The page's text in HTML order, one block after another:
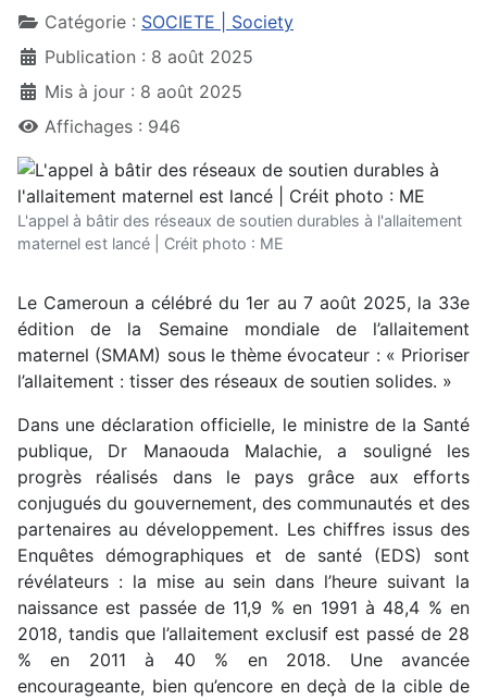
Catégorie : SOCIETE | Society
Publication : 8 août 2025
Mis à jour : 8 août 2025
Affichages : 946
L'appel à bâtir des réseaux de soutien durables à l'allaitement
maternel est lancé | Créit photo : ME
Le Cameroun a célébré du 1er au 7 août 2025, la 33e
édition de la Semaine mondiale de l’allaitement
maternel (SMAM) sous le thème évocateur : « Prioriser
l’allaitement : tisser des réseaux de soutien solides. »
Dans une déclaration officielle, le ministre de la Santé
publique, Dr Manaouda Malachie, a souligné les
progrès réalisés dans le pays grâce aux efforts
conjugués du gouvernement, des communautés et des
partenaires au développement. Les chiffres issus des
Enquêtes démographiques et de santé (EDS) sont
révélateurs : la mise au sein dans l’heure suivant la
naissance est passée de 11,9 % en 1991 à 48,4 % en
2018, tandis que l’allaitement exclusif est passé de 28
% en 2011 à 40 % en 2018. Une avancée
encourageante, bien qu’encore en deçà de la cible de